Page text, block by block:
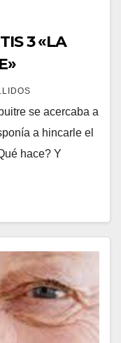
«LA
se acercaba a
a hincarle el
hace? Y